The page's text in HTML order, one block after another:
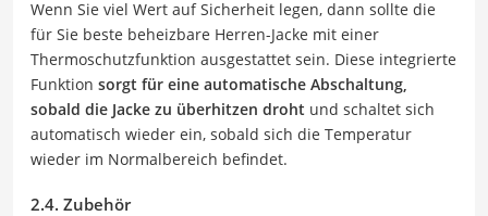
Wenn Sie viel Wert auf Sicherheit legen, dann sollte die
für Sie beste beheizbare Herren-Jacke mit einer
Thermoschutzfunktion ausgestattet sein. Diese integrierte
Funktion sorgt für eine automatische Abschaltung,
sobald die Jacke zu überhitzen droht und schaltet sich
automatisch wieder ein, sobald sich die Temperatur
wieder im Normalbereich befindet.
2.4. Zubehör